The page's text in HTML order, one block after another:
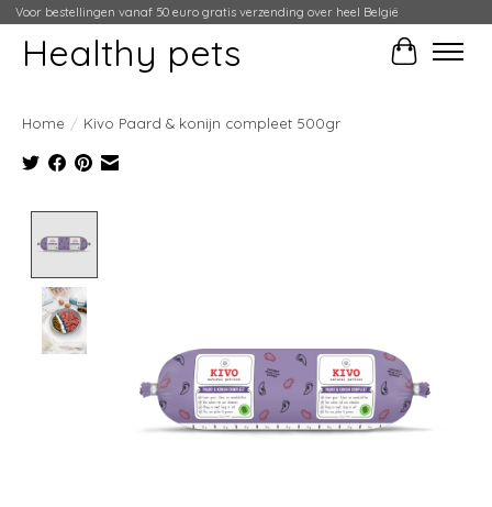
Voor bestellingen vanaf 50 euro gratis verzending over heel België
Healthy pets
Home / Kivo Paard & konijn compleet 500gr